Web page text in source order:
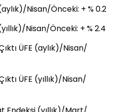
Nisan/Önceki: + % 0.2
Nisan/Önceki: + % 2.4
ÜFE (aylık)/Nisan/
ÜFE (yıllık)/Nisan/